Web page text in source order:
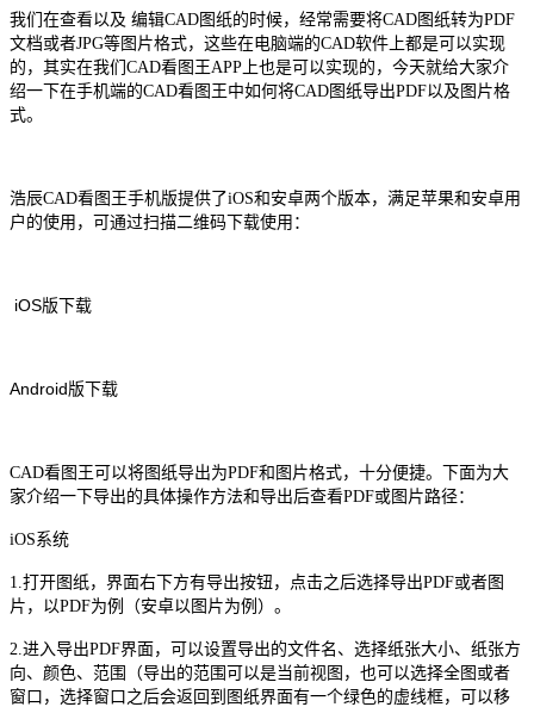
我们在查看以及 编辑CAD图纸的时候，经常需要将CAD图纸转为PDF
文档或者JPG等图片格式，这些在电脑端的CAD软件 上都是可以实现
的，其实在我们CAD看图王APP上也是可以实现的，今天就给大家介
绍一下在手机端的CAD看图王中如何将CAD图纸导出PDF以及图片格
式。
浩辰CAD看图王手机版提供了iOS和安卓两个版本，满足苹果和安卓用
户的使用，可通过扫描二维码下载使用：
iOS版下载
Android版下载
CAD看图王 可以将图纸导出为PDF和图片格式，十分便捷。下面为大
家介绍一下导出的具体操作方法和导出后查看PDF或图片路径：
iOS系统
1.打开图纸，界面右下方有导出按钮，点击之后选择导出PDF或者图
片，以PDF为例（安卓以图片为例）。
2.进入导出PDF界面，可以设置导出的文件名、选择纸张大小、纸张方
向、颜色、范围（导出的范围可以是当前视图，也可以选择全图或者
窗口，选择窗口之后会返回到图纸界面有一个绿色的虚线框，可以移